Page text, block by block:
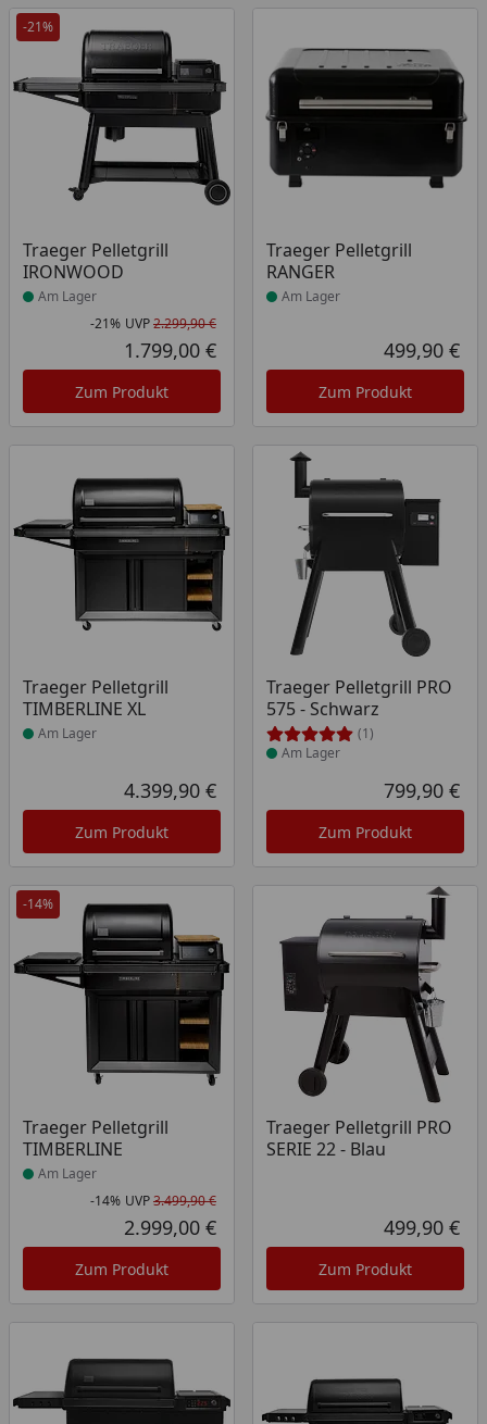
-21%
Traeger Pelletgrill
IRONWOOD
Produkt am Lager
Am Lager
Rabatt in Prozent
-21%
Ursprünglicher Preis
UVP2.299,90 €
Aktueller Preis
1.799,00 €
Zum Produkt
Traeger Pelletgrill
RANGER
Produkt am Lager
Am Lager
499,90 €
Zum Produkt
Traeger Pelletgrill
TIMBERLINE XL
Produkt am Lager
Am Lager
Aktueller Preis
4.399,90 €
Zum Produkt
Traeger Pelletgrill PRO
575 - Schwarz
(1)
Produkt am Lager
Am Lager
799,90 €
Zum Produkt
-14%
Traeger Pelletgrill
TIMBERLINE
Produkt am Lager
Am Lager
Rabatt in Prozent
-14%
Ursprünglicher Preis
UVP3.499,90 €
Aktueller Preis
2.999,00 €
Zum Produkt
Traeger Pelletgrill PRO
SERIE 22 - Blau
499,90 €
Zum Produkt